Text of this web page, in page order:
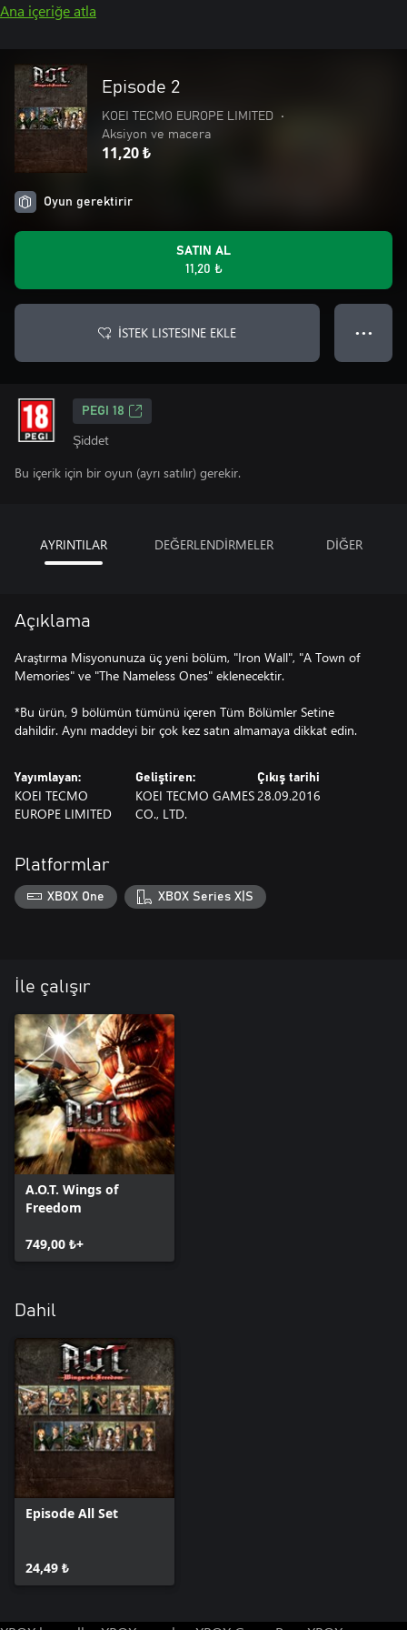
Ana içeriğe atla
Episode 2
KOEI TECMO EUROPE LIMITED
•
Aksiyon ve macera
11,20 ₺
Oyun gerektirir
SATIN AL
11,20 ₺
İSTEK LISTESINE EKLE ● ● ●
PEGI 18
Şiddet
Bu içerik için bir oyun (ayrı satılır) gerekir.
AYRINTILAR DEĞERLENDİRMELER DİĞER
Açıklama
Araştırma Misyonunuza üç yeni bölüm, "Iron Wall", "A Town of
Memories" ve "The Nameless Ones" eklenecektir.
*Bu ürün, 9 bölümün tümünü içeren Tüm Bölümler Setine
dahildir. Aynı maddeyi bir çok kez satın almamaya dikkat edin.
Yayımlayan:
KOEI TECMO
EUROPE LIMITED
Geliştiren:
KOEI TECMO GAMES
CO., LTD.
Çıkış tarihi
28.09.2016
Platformlar
XBOX One XBOX Series X|S
İle çalışır
A.O.T. Wings of
Freedom
749,00 ₺+
Dahil
Episode All Set
24,49 ₺